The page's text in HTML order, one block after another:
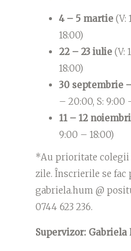
4 – 5 martie (V:
18:00)
22 – 23 iulie (V:
18:00)
30 septembrie
– 20:00, S: 9:00
11 – 12
9:00 – 18:00)
*Au prioritate colegii
zile. Înscrierile se fac
gabriela.hum @
0744 623 236.
Supervizor: Gabriela